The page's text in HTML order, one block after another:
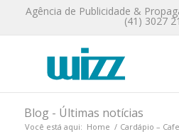
Agência de Publicidade &
(41) 3027
Blog - Últimas notícias
Você está aqui: Home / Cardápio –